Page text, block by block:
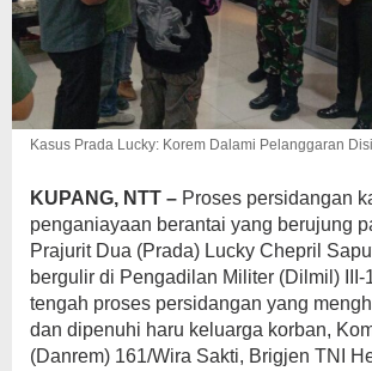
Kasus Prada Lucky: Korem Dalami Pelanggaran
KUPANG, NTT – Proses persidangan
penganiayaan berantai yang berujung
Prajurit Dua (Prada) Lucky Chepril
bergulir di Pengadilan Militer (Dilmil) III-
tengah proses persidangan yang
dan dipenuhi haru keluarga korban,
(Danrem) 161/Wira Sakti, Brigjen TNI